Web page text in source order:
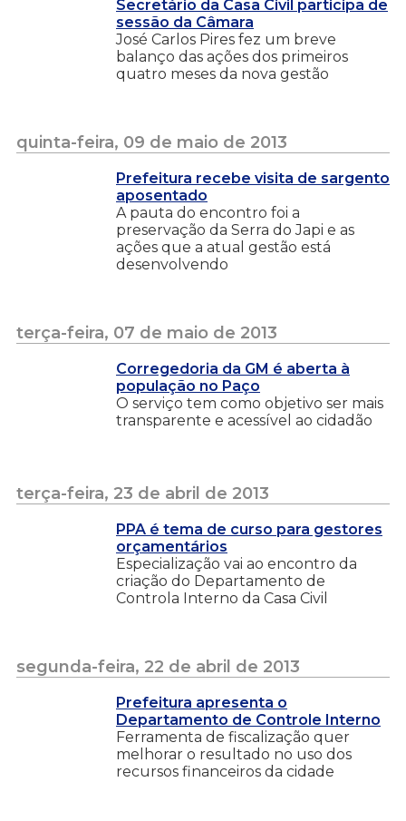
Secretário da Casa Civil participa de
sessão da Câmara
José Carlos Pires fez um breve
balanço das ações dos primeiros
quatro meses da nova gestão
quinta-feira, 09 de maio de 2013
Prefeitura recebe visita de sargento
aposentado
A pauta do encontro foi a
preservação da Serra do Japi e as
ações que a atual gestão está
desenvolvendo
terça-feira, 07 de maio de 2013
Corregedoria da GM é aberta à
população no Paço
O serviço tem como objetivo ser mais
transparente e acessível ao cidadão
terça-feira, 23 de abril de 2013
PPA é tema de curso para gestores
orçamentários
Especialização vai ao encontro da
criação do Departamento de
Controla Interno da Casa Civil
segunda-feira, 22 de abril de 2013
Prefeitura apresenta o
Departamento de Controle Interno
Ferramenta de fiscalização quer
melhorar o resultado no uso dos
recursos financeiros da cidade